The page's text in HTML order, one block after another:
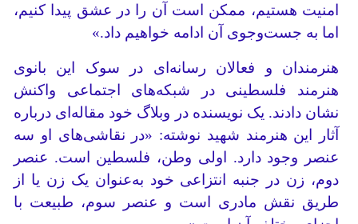
امنیت هستیم، ممکن است آن را در عشق پیدا کنیم،
اما به جست‌وجوی آن ادامه خواهیم داد.»
هنرمندان و فعالان رسانه‌ای در سوک این بانوی
هنرمند فلسطینی در شبکه‌های اجتماعی واکنش
نشان دادند. یک نویسنده در وبلاگ خود مقاله‌ای درباره
آثار این هنرمند شهید نوشته: «در نقاشی‌های او سه
عنصر وجود دارد. اولی وطن، فلسطین است. عنصر
دوم، زن در جنبه انتزاعی خود به‌عنوان یک زن یا از
طریق نقش مادری است و عنصر سوم، طبیعت با